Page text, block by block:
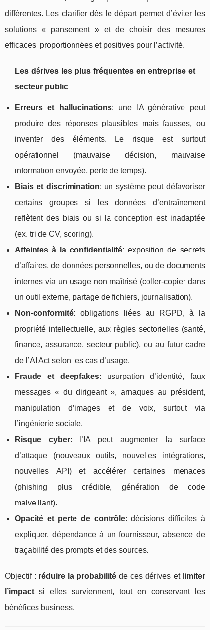
différentes. Les clarifier dès le départ permet d’éviter les
solutions « pansement » et de choisir des mesures
efficaces, proportionnées et positives pour l’activité.
Les dérives les plus fréquentes en entreprise et
secteur public
Erreurs et hallucinations: une IA générative peut
produire des réponses plausibles mais fausses, ou
inventer des éléments. Le risque est surtout
opérationnel (mauvaise décision, mauvaise
information envoyée, perte de temps).
Biais et discrimination: un système peut défavoriser
certains groupes si les données d’entraînement
reflètent des biais ou si la conception est inadaptée
(ex. tri de CV, scoring).
Atteintes à la confidentialité: exposition de secrets
d’affaires, de données personnelles, ou de documents
internes via un usage non maîtrisé (coller-copier dans
un outil externe, partage de fichiers, journalisation).
Non-conformité: obligations liées au RGPD, à la
propriété intellectuelle, aux règles sectorielles (santé,
finance, assurance, secteur public), ou au futur cadre
de l’AI Act selon les cas d’usage.
Fraude et deepfakes: usurpation d’identité, faux
messages « du dirigeant », arnaques au président,
manipulation d’images et de voix, surtout via
l’ingénierie sociale.
Risque cyber: l’IA peut augmenter la surface
d’attaque (nouveaux outils, nouvelles intégrations,
nouvelles API) et accélérer certaines menaces
(phishing plus crédible, génération de code
malveillant).
Opacité et perte de contrôle: décisions difficiles à
expliquer, dépendance à un fournisseur, absence de
traçabilité des prompts et des sources.
Objectif : réduire la probabilité de ces dérives et limiter
l’impact si elles surviennent, tout en conservant les
bénéfices business.